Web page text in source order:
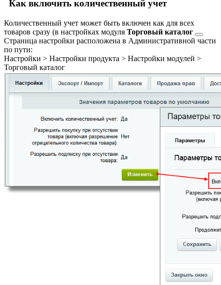
Как включить количественный учет
Количественный учет может быть включен как для всех
товаров сразу (в настройках модуля Торговый каталог
Страница настройки расположена в Административной части
по пути:
Настройки > Настройки продукта > Настройки модулей >
Торговый каталог